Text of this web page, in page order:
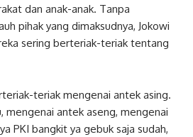
dan anak-anak. Tanpa
pihak yang dimaksudnya, Jokowi
sering berteriak-teriak tentang
teriak mengenai antek asing.
mengenai antek aseng, mengenai
PKI bangkit ya gebuk saja sudah,